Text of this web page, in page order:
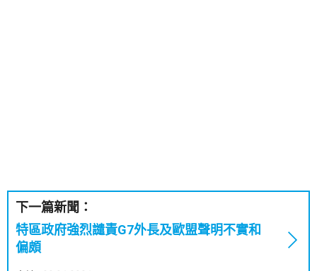
下一篇新聞：
特區政府強烈譴責G7外長及歐盟聲明不實和
偏頗